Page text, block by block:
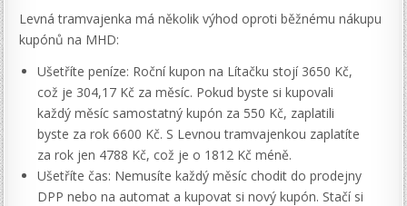
Levná tramvajenka má několik výhod oproti běžnému nákupu
kupónů na MHD:
Ušetříte peníze: Roční kupon na Lítačku stojí 3650 Kč,
což je 304,17 Kč za měsíc. Pokud byste si kupovali
každý měsíc samostatný kupón za 550 Kč, zaplatili
byste za rok 6600 Kč. S Levnou tramvajenkou zaplatíte
za rok jen 4788 Kč, což je o 1812 Kč méně.
Ušetříte čas: Nemusíte každý měsíc chodit do prodejny
DPP nebo na automat a kupovat si nový kupón. Stačí si